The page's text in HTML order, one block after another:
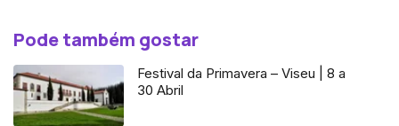
Pode também gostar
Festival da Primavera – Viseu | 8 a
30 Abril